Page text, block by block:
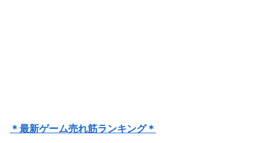
＊最新ゲーム売れ筋ランキング＊